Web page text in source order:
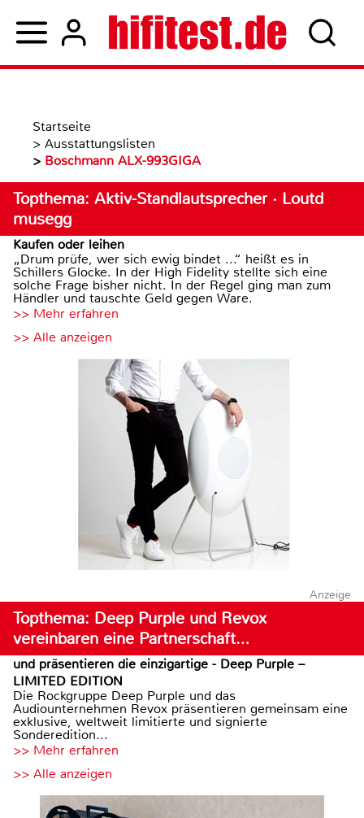
Startseite
> Ausstattungslisten
> Boschmann ALX-993GIGA
Topthema: Aktiv-Standlautsprecher · Loutd
musegg
Kaufen oder leihen
„Drum prüfe, wer sich ewig bindet ...“ heißt es in
Schillers Glocke. In der High Fidelity stellte sich eine
solche Frage bisher nicht. In der Regel ging man zum
Händler und tauschte Geld gegen Ware.
>> Mehr erfahren
>> Alle anzeigen
Anzeige
Topthema: Deep Purple und Revox
vereinbaren eine Partnerschaft…
und präsentieren die einzigartige - Deep Purple –
LIMITED EDITION
Die Rockgruppe Deep Purple und das
Audiounternehmen Revox präsentieren gemeinsam eine
exklusive, weltweit limitierte und signierte
Sonderedition...
>> Mehr erfahren
>> Alle anzeigen